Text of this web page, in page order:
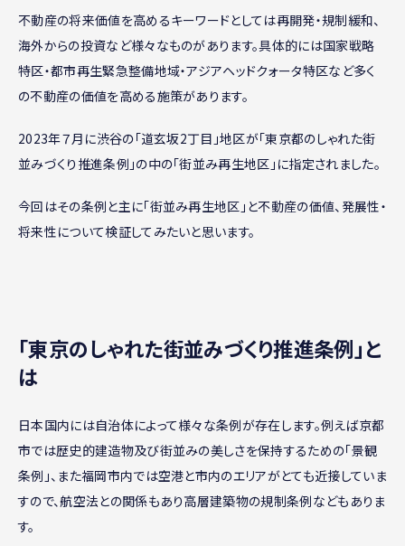
不動産の将来価値を高めるキーワードとしては再開発・規制緩和、
海外からの投資など様々なものがあります。具体的には国家戦略
特区・都市再生緊急整備地域・アジアヘッドクォータ特区など多く
の不動産の価値を高める施策があります。
2023年７月に渋谷の「道玄坂2丁目」地区が「東京都のしゃれた街
並みづくり推進条例」の中の「街並み再生地区」に指定されました。
今回はその条例と主に「街並み再生地区」と不動産の価値、発展性・
将来性について検証してみたいと思います。
｢東京のしゃれた街並みづくり推進条例｣と
は
日本国内には自治体によって様々な条例が存在します。例えば京都
市では歴史的建造物及び街並みの美しさを保持するための「景観
条例」、また福岡市内では空港と市内のエリアがとても近接していま
すので、航空法との関係もあり高層建築物の規制条例などもありま
す。